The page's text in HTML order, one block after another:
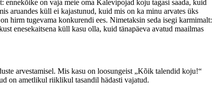
ennekõike on vaja meie oma Kalevipojad koju tagasi saada, kuid
aruandes küll ei kajastunud, kuid mis on ka minu arvates üks
hirm tugevama konkurendi ees. Nimetaksin seda isegi karmimalt:
enesekaitsena küll kasu olla, kuid tänapäeva avatud maailmas
arvestamisel. Mis kasu on loosungeist „Kõik talendid koju!“
on ametlikul riiklikul tasandil hädasti vajatud.